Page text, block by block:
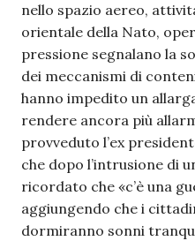
nello spazio aereo,
orientale della Nato,
pressione segnalano la
dei meccanismi di
hanno impedito un
rendere ancora più
provveduto l’ex
che dopo l’intrusione di
ricordato che «c’è una
aggiungendo che i
dormiranno sonni